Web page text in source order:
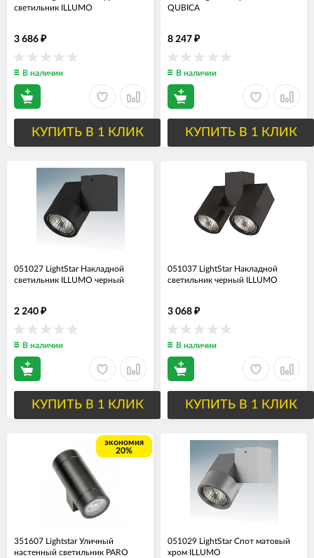
светильник ILLUMO
3 686 ₽
В наличии
КУПИТЬ В 1 КЛИК
QUBICA
8 247 ₽
В наличии
КУПИТЬ В 1 КЛИК
051027 LightStar Накладной
светильник ILLUMO черный
2 240 ₽
В наличии
КУПИТЬ В 1 КЛИК
051037 LightStar Накладной
светильник черный ILLUMO
3 068 ₽
В наличии
КУПИТЬ В 1 КЛИК
экономия
20%
351607 Lightstar Уличный
настенный светильник PARO
051029 LightStar Спот матовый
хром ILLUMO